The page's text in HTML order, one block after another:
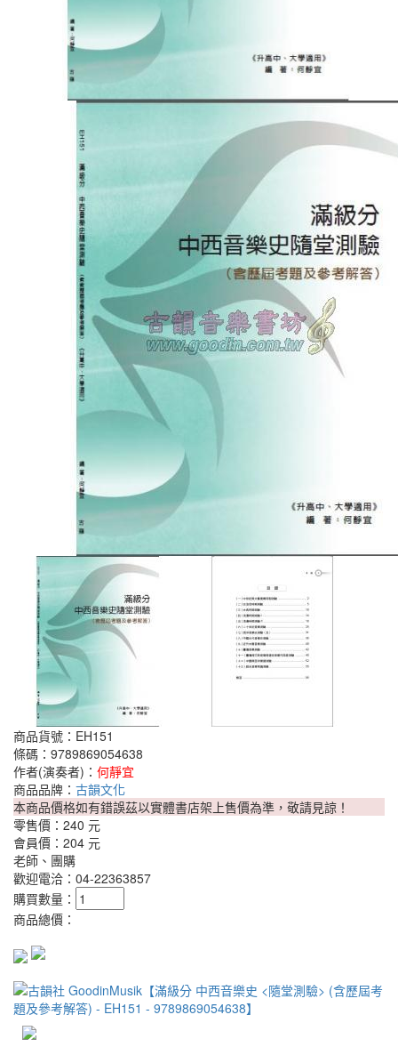
商品貨號：EH151
條碼：9789869054638
作者(演奏者)： 何靜宜
商品品牌： 古韻文化
本商品價格如有錯誤茲以實體書店架上售價為準，敬請見諒！
零售價： 240 元
會員價： 204 元
老師、團購
歡迎電洽：04-22363857
購買數量：
商品總價：